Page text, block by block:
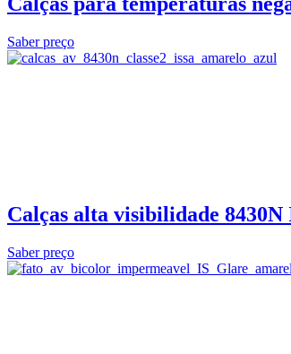
Saber preço
Calças alta visibilidade 8430N
Saber preço